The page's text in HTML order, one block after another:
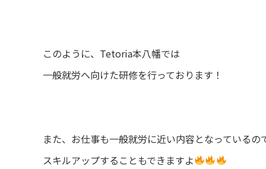
このように、Tetoria本八幡では
一般就労へ向けた研修を行っております！
また、お仕事も一般就労に近い内容となっているの
スキルアップすることもできますよ